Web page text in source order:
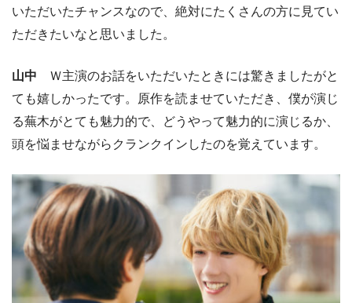
いただいたチャンスなので、絶対にたくさんの方に見てい
ただきたいなと思いました。
山中 Ｗ主演のお話をいただいたときには驚きましたがと
ても嬉しかったです。原作を読ませていただき、僕が演じ
る蕪木がとても魅力的で、どうやって魅力的に演じるか、
頭を悩ませながらクランクインしたのを覚えています。